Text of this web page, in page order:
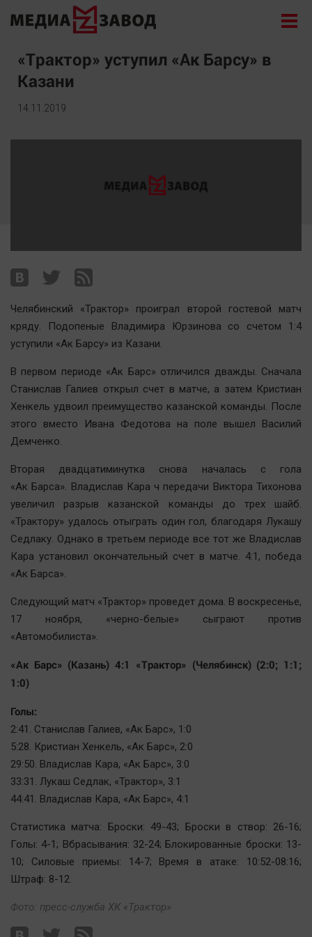
Новости
Экономика
Происшествия
Поиск
Наша победа
Общество
Политика
Экономика
Происшествия
Здоровье
Культура
Курилка
Мнения
Спорт
Технологии
Отраслевые темы
Образование
Автомобили
Банки
Медицина
Прогулки по городу Ч
Спецпроект
Челябинск космический
Другие рубрики
Bookworms
English version
«Трактор» уступил «Ак Барсу» в
Казани
14.11.2019
Челябинский «Трактор» проиграл второй гостевой матч
кряду. Подопеные Владимира Юрзинова со счетом 1:4
уступили «Ак Барсу» из Казани.
В первом периоде «Ак Барс» отличился дважды. Сначала
Станислав Галиев открыл счет в матче, а затем Кристиан
Хенкель удвоил преимущество казанской команды. После
этого вместо Ивана Федотова на поле вышел Василий
Демченко.
Вторая двадцатиминутка снова началась с гола
«Ак Барса». Владислав Кара ч передачи Виктора Тихонова
увеличил разрыв казанской команды до трех шайб.
«Трактору» удалось отыграть один гол, благодаря Лукашу
Седлаку. Однако в третьем периоде все тот же Владислав
Кара установил окончательный счет в матче. 4:1, победа
«Ак Барса».
Следующий матч «Трактор» проведет дома. В воскресенье,
17 ноября, «черно-белые» сыграют против
«Автомобилиста».
«Ак Барс» (Казань) 4:1 «Трактор» (Челябинск) (2:0; 1:1;
1:0)
Голы:
2:41. Станислав Галиев, «Ак Барс», 1:0
5:28. Кристиан Хенкель, «Ак Барс», 2:0
29:50. Владислав Кара, «Ак Барс», 3:0
33:31. Лукаш Седлак, «Трактор», 3:1
44:41. Владислав Кара, «Ак Барс», 4:1
Статистика матча: Броски: 49-43; Броски в створ: 26-16;
Голы: 4-1; Вбрасывания: 32-24; Блокированные броски: 13-
10; Силовые приемы: 14-7; Время в атаке: 10:52-08:16;
Штраф: 8-12.
Фото: пресс-служба ХК «Трактор»